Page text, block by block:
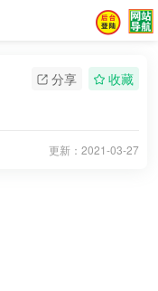
分享 收藏
更新： 2021-03-27